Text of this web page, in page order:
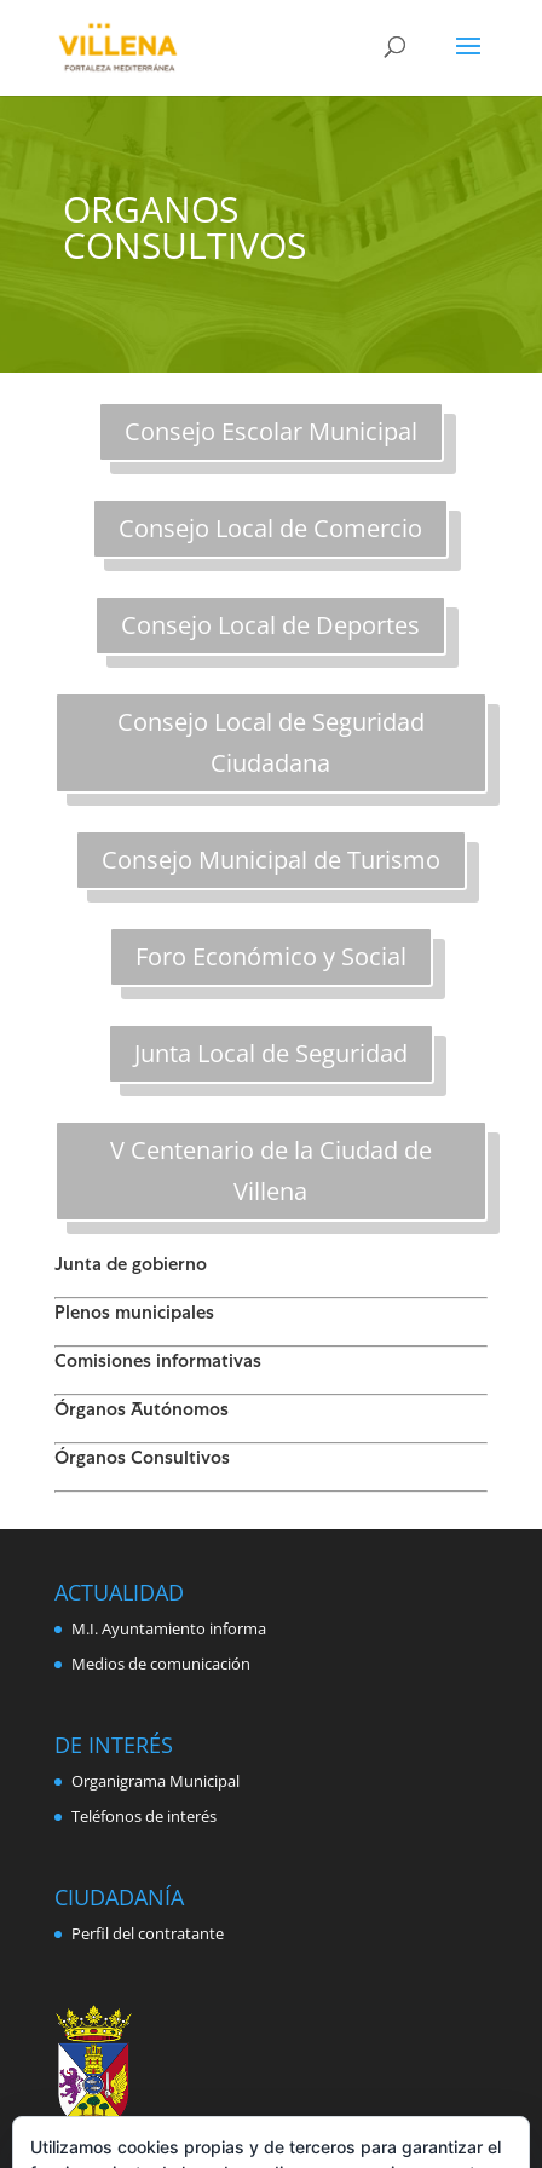
ORGANOS
CONSULTIVOS
Consejo Escolar Municipal
Consejo Local de Comercio
Consejo Local de Deportes
Consejo Local de Seguridad
Ciudadana
Consejo Municipal de Turismo
Foro Económico y Social
Junta Local de Seguridad
V Centenario de la Ciudad de
Villena
Junta de gobierno
Plenos municipales
Comisiones informativas
Órganos Autónomos
Órganos Consultivos
ACTUALIDAD
M.I. Ayuntamiento informa
Medios de comunicación
DE INTERÉS
Organigrama Municipal
Teléfonos de interés
CIUDADANÍA
Perfil del contratante
Utilizamos cookies propias y de terceros para garantizar el